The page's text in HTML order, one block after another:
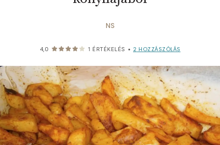
NS
4,0 1 ÉRTÉKELÉS • 2 HOZZÁSZÓLÁS